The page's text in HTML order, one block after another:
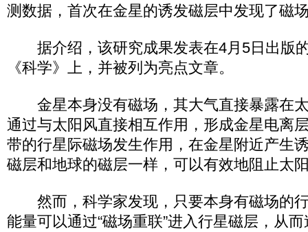
测数据，首次在金星的诱发磁层中发现了磁
据介绍，该研究成果发表在4月5日出版
《科学》上，并被列为亮点文章。
金星本身没有磁场，其大气直接暴露在
通过与太阳风直接相互作用，形成金星电离
带的行星际磁场发生作用，在金星附近产生
磁层和地球的磁层一样，可以有效地阻止太
然而，科学家发现，只要本身有磁场的
能量可以通过“磁场重联”进入行星磁层，从